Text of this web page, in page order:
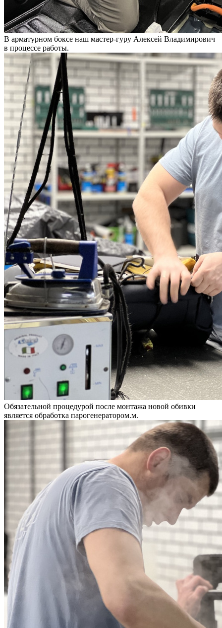
В арматурном боксе наш мастер-гуру Алексей Владимирович
в процессе работы.
Обязательной процедурой после монтажа новой обивки
является обработка парогенератором.м.